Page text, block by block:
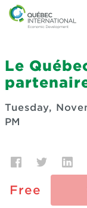
Le
Tuesday,
PM
Free